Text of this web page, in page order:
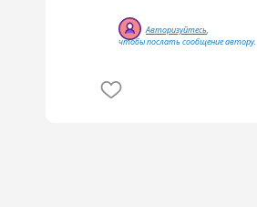
Авторизуйтесь,
чтобы послать сообщение автору.